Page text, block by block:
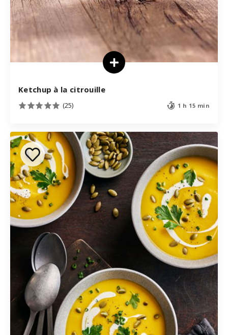
Ketchup à la citrouille
(25) 1 h 15 min